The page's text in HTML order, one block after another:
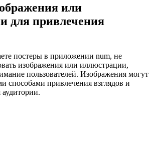
или
для привлечения
постеры в приложении num, не
изображения или иллюстрации,
пользователей. Изображения могут
способами привлечения взглядов и
аудитории.